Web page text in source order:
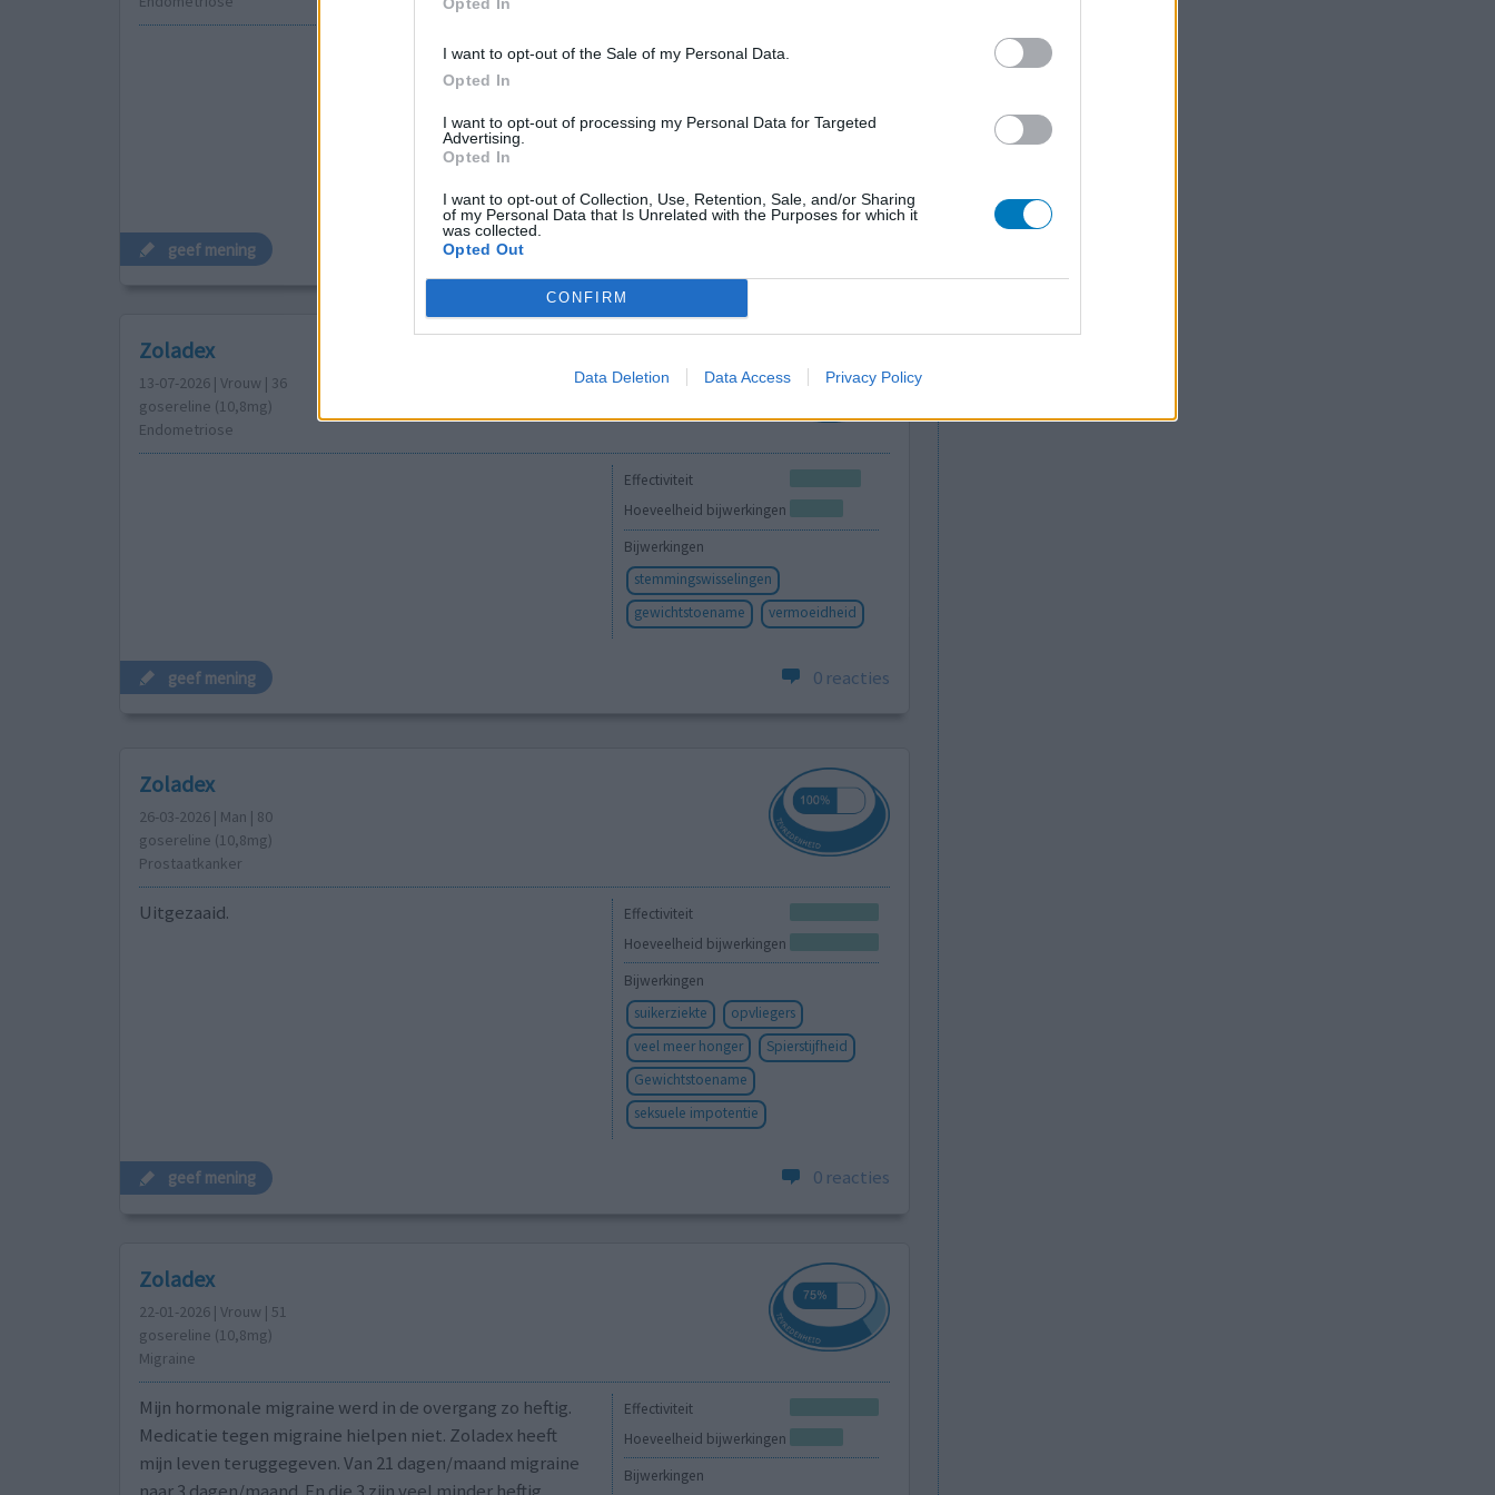
I want to opt-out of the Sale of my Personal Data.
Opted In
I want to opt-out of processing my Personal Data for Targeted
Advertising.
Opted In
I want to opt-out of Collection, Use, Retention, Sale, and/or Sharing
of my Personal Data that Is Unrelated with the Purposes for which it
was collected.
Opted Out
CONFIRM
Data Deletion Data Access Privacy Policy
Effectiviteit
Bijwerkingen
geef mening
Zoladex
13-07-2026 | Vrouw | 36
gosereline (10,8mg)
Endometriose
Effectiviteit
Hoeveelheid bijwerkingen
Bijwerkingen
stemmingswisselingen
gewichtstoename
vermoeidheid
geef mening 0 reacties
Zoladex
26-03-2026 | Man | 80
gosereline (10,8mg)
Prostaatkanker
Effectiviteit
Hoeveelheid bijwerkingen
Bijwerkingen
suikerziekte
opvliegers
veel meer honger
Spierstijfheid
Gewichtstoename
seksuele impotentie
Uitgezaaid.
geef mening 0 reacties
Zoladex
22-01-2026 | Vrouw | 51
gosereline (10,8mg)
Migraine
Effectiviteit
Hoeveelheid bijwerkingen
Bijwerkingen
Mijn hormonale migraine werd in de overgang zo heftig.
Medicatie tegen migraine hielpen niet. Zoladex heeft
mijn leven teruggegeven. Van 21 dagen/maand migraine